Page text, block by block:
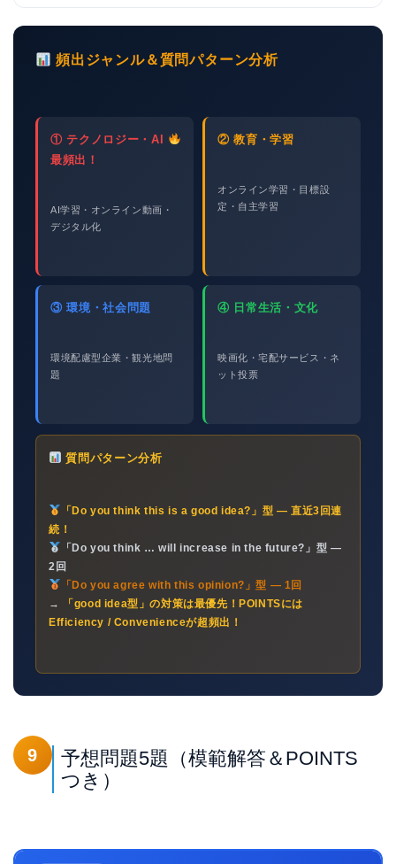
頻出ジャンル＆質問パターン分析
① テクノロジー・AI
最頻出！
AI学習・オンライン動画・
デジタル化
② 教育・学習
オンライン学習・目標設
定・自主学習
③ 環境・社会問題
環境配慮型企業・観光地問
題
④ 日常生活・文化
映画化・宅配サービス・ネ
ット投票
質問パターン分析
「Do you think this is a good idea?」型 — 直近3回連
続！
「Do you think … will increase in the future?」型 —
2回
「Do you agree with this opinion?」型 — 1回
→
「good idea型」の対策は最優先！POINTSには
Efficiency / Convenienceが超頻出！
9
予想問題5題（模範解答＆POINTS
つき）